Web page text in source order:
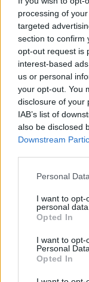
processing of
targeted
section to confirm
opt-out request is
interest-based
us or personal
your opt-out. You
disclosure of your
IAB’s list of
also be disclosed
Downstream
Please note that
not limited to
grant or deny
use your data for
consent section.
Personal
I want to opt-
personal data.
Opted In
I want to opt-
Personal Data.
Opted In
éveken át ő
utánpótlásból.
még nem
Red Bull saját
átláthatóságát
Alex Dunne
egyértelmű
hogy Dunne-t
kívánja. A
csapatvezetés